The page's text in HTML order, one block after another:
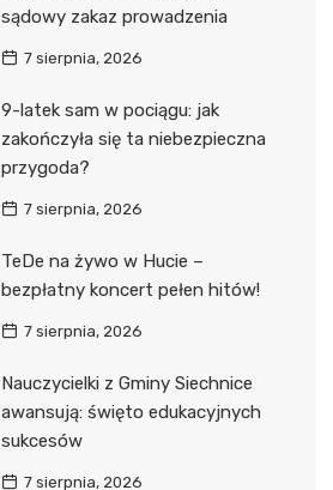
sądowy zakaz prowadzenia
7 sierpnia, 2026
9-latek sam w pociągu: jak
zakończyła się ta niebezpieczna
przygoda?
7 sierpnia, 2026
TeDe na żywo w Hucie –
bezpłatny koncert pełen hitów!
7 sierpnia, 2026
Nauczycielki z Gminy Siechnice
awansują: święto edukacyjnych
sukcesów
7 sierpnia, 2026